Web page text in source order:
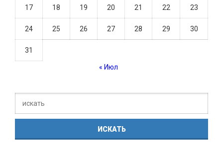
17 18 19 20 21 22 23
24 25 26 27 28 29 30
31
« Июл